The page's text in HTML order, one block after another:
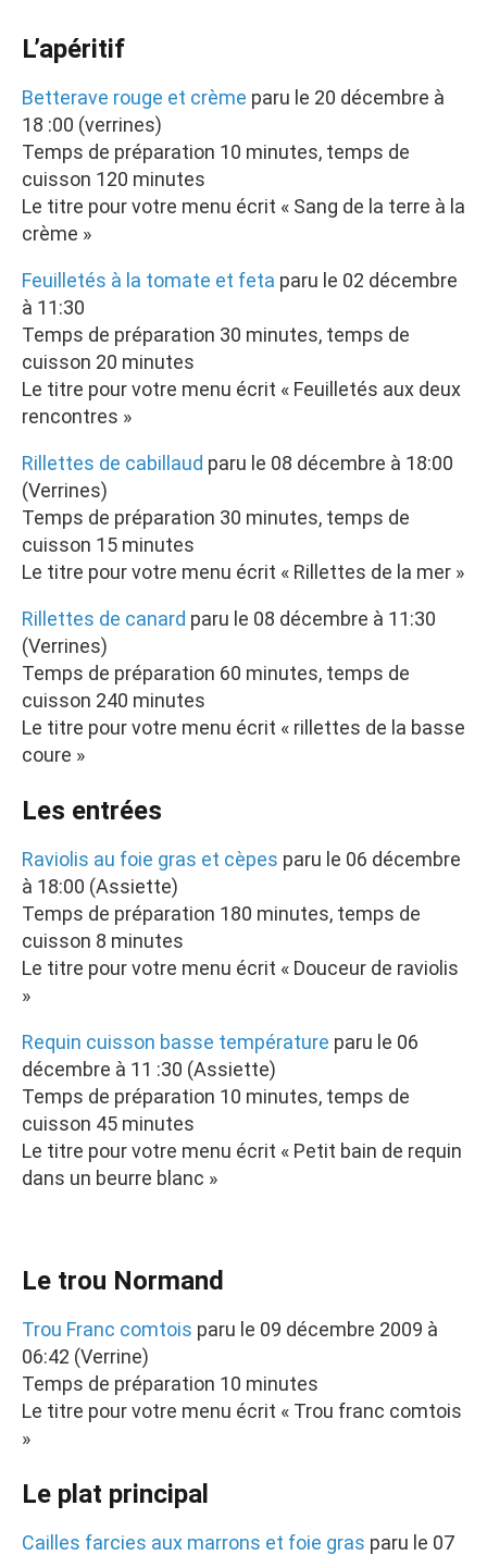
L’apéritif
Betterave rouge et crème paru le 20 décembre à
18 :00 (verrines)
Temps de préparation 10 minutes, temps de
cuisson 120 minutes
Le titre pour votre menu écrit « Sang de la terre à la
crème »
Feuilletés à la tomate et feta paru le 02 décembre
à 11:30
Temps de préparation 30 minutes, temps de
cuisson 20 minutes
Le titre pour votre menu écrit « Feuilletés aux deux
rencontres »
Rillettes de cabillaud paru le 08 décembre à 18:00
(Verrines)
Temps de préparation 30 minutes, temps de
cuisson 15 minutes
Le titre pour votre menu écrit « Rillettes de la mer »
Rillettes de canard paru le 08 décembre à 11:30
(Verrines)
Temps de préparation 60 minutes, temps de
cuisson 240 minutes
Le titre pour votre menu écrit « rillettes de la basse
coure »
Les entrées
Raviolis au foie gras et cèpes paru le 06 décembre
à 18:00 (Assiette)
Temps de préparation 180 minutes, temps de
cuisson 8 minutes
Le titre pour votre menu écrit « Douceur de raviolis
»
Requin cuisson basse température paru le 06
décembre à 11 :30 (Assiette)
Temps de préparation 10 minutes, temps de
cuisson 45 minutes
Le titre pour votre menu écrit « Petit bain de requin
dans un beurre blanc »
Le trou Normand
Trou Franc comtois paru le 09 décembre 2009 à
06:42 (Verrine)
Temps de préparation 10 minutes
Le titre pour votre menu écrit « Trou franc comtois
»
Le plat principal
Cailles farcies aux marrons et foie gras paru le 07